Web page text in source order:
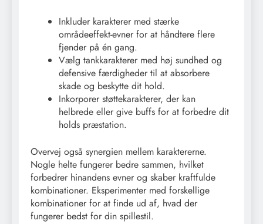
Inkluder karakterer med stærke
områdeeffekt-evner for at håndtere flere
fjender på én gang.
Vælg tankkarakterer med høj sundhed og
defensive færdigheder til at absorbere
skade og beskytte dit hold.
Inkorporer støttekarakterer, der kan
helbrede eller give buffs for at forbedre dit
holds præstation.
Overvej også synergien mellem karaktererne.
Nogle helte fungerer bedre sammen, hvilket
forbedrer hinandens evner og skaber kraftfulde
kombinationer. Eksperimenter med forskellige
kombinationer for at finde ud af, hvad der
fungerer bedst for din spillestil.